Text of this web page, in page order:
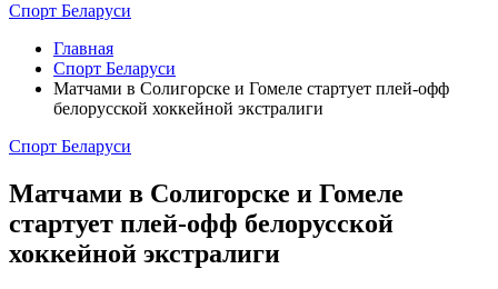
Спорт Беларуси
Главная
Спорт Беларуси
Матчами в Солигорске и Гомеле стартует плей-офф
белорусской хоккейной экстралиги
Спорт Беларуси
Матчами в Солигорске и Гомеле
стартует плей-офф белорусской
хоккейной экстралиги